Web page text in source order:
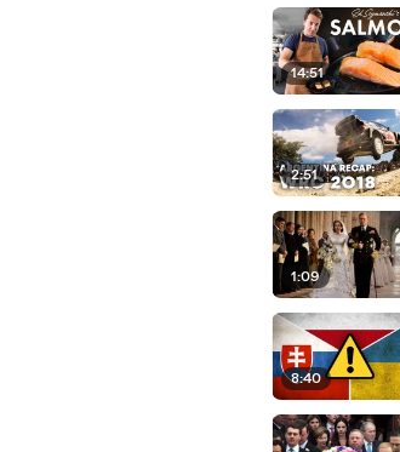
14:51
2:51
1:09
8:40